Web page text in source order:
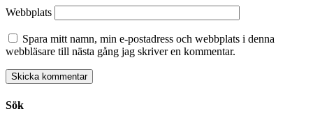
Webbplats
Spara mitt namn, min e-postadress och webbplats i denna
webbläsare till nästa gång jag skriver en kommentar.
Sök